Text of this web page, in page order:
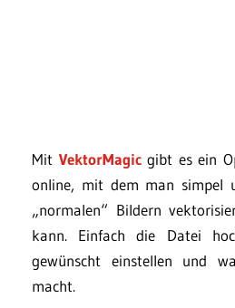
Mit VektorMagic gibt es ein
online, mit dem man simpel
„normalen“ Bildern
kann. Einfach die Datei
gewünscht einstellen und
macht.